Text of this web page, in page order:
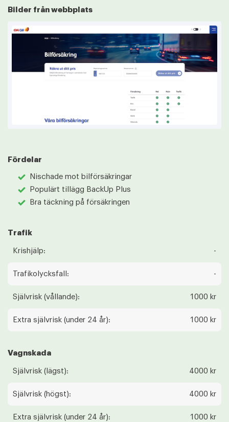
Bilder från webbplats
Fördelar
Nischade mot bilförsäkringar
Populärt tillägg BackUp Plus
Bra täckning på försäkringen
Trafik
Krishjälp: -
Trafikolycksfall: -
Självrisk (vållande): 1000 kr
Extra självrisk (under 24 år): 1000 kr
Vagnskada
Självrisk (lägst): 4000 kr
Självrisk (högst): 4000 kr
Extra självrisk (under 24 år): 1000 kr